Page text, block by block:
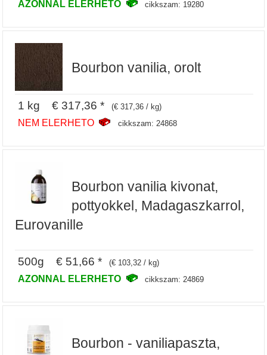
AZONNAL ELERHETO cikkszam: 19280
Bourbon vanilia, orolt
1 kg € 317,36 * (€ 317,36 / kg)
NEM ELERHETO cikkszam: 24868
Bourbon vanilia kivonat,
pottyokkel, Madagaszkarrol,
Eurovanille
500g € 51,66 * (€ 103,32 / kg)
AZONNAL ELERHETO cikkszam: 24869
Bourbon - vaniliapaszta,